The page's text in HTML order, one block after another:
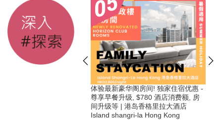
体验最新豪华阁房间! 独家住宿优惠 -
尊享早餐升级, $780 酒店消费额, 房
间升级等 | 港岛香格里拉大酒店
Island shangri-la Hong Kong